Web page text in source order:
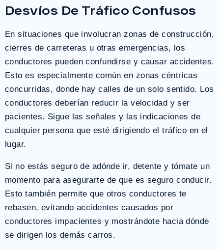
Desvíos De Tráfico Confusos
En situaciones que involucran zonas de construcción,
cierres de carreteras u otras emergencias, los
conductores pueden confundirse y causar accidentes.
Esto es especialmente común en zonas céntricas
concurridas, donde hay calles de un solo sentido. Los
conductores deberían reducir la velocidad y ser
pacientes. Sigue las señales y las indicaciones de
cualquier persona que esté dirigiendo el tráfico en el
lugar.
Si no estás seguro de adónde ir, detente y tómate un
momento para asegurarte de que es seguro conducir.
Esto también permite que otros conductores te
rebasen, evitando accidentes causados ​​por
conductores impacientes y mostrándote hacia dónde
se dirigen los demás carros.